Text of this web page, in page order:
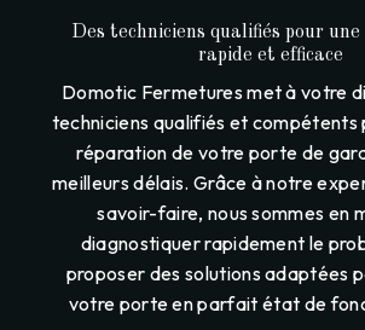
Des techniciens qualifiés pour
rapide et efficace
Domotic Fermetures met à votre
techniciens qualifiés et compétents
réparation de votre porte de
meilleurs délais. Grâce à notre
savoir-faire, nous sommes en
diagnostiquer rapidement le
proposer des solutions adaptées
votre porte en parfait état de